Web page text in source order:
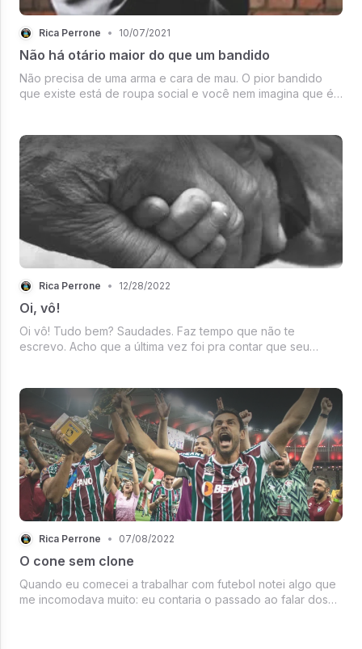
Rica Perrone • 10/07/2021
Não há otário maior do que um bandido
Não precisa de uma arma e cara de mau. O pior bandido
que existe está de roupa social e você nem imagina que é
Rica Perrone • 12/28/2022
Oi, vô!
Oi vô! Tudo bem? Saudades. Faz tempo que não te
escrevo. Acho que a última vez foi pra contar que seu
Rica Perrone • 07/08/2022
O cone sem clone
Quando eu comecei a trabalhar com futebol notei algo que
me incomodava muito: eu contaria o passado ao falar dos